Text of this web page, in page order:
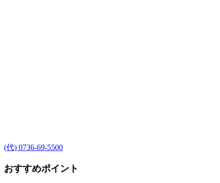
(代) 0736-69-5500
おすすめポイント